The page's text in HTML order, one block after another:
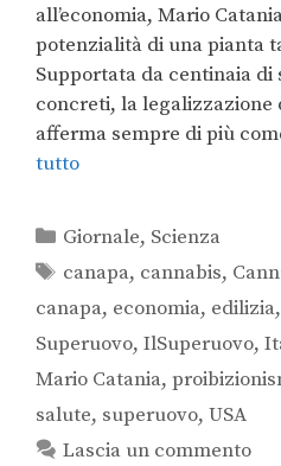
all’economia, Mario
potenzialità di una pianta
Supportata da centinaia
concreti, la legalizzazione
afferma sempre di più
tutto
Giornale, Scienza
canapa, cannabis,
canapa, economia, edilizia,
Superuovo, IlSuperuovo,
Mario Catania,
salute, superuovo, USA
Lascia un commento